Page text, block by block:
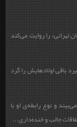
تهرانی» را روایت می‌کند
باقی اولادهایش را گرد
و نوع رابطه‌ی او با
جالب و خنده‌داری...